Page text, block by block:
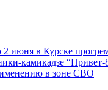
июня в Курске
камикадзе “Привет-
в зоне СВО